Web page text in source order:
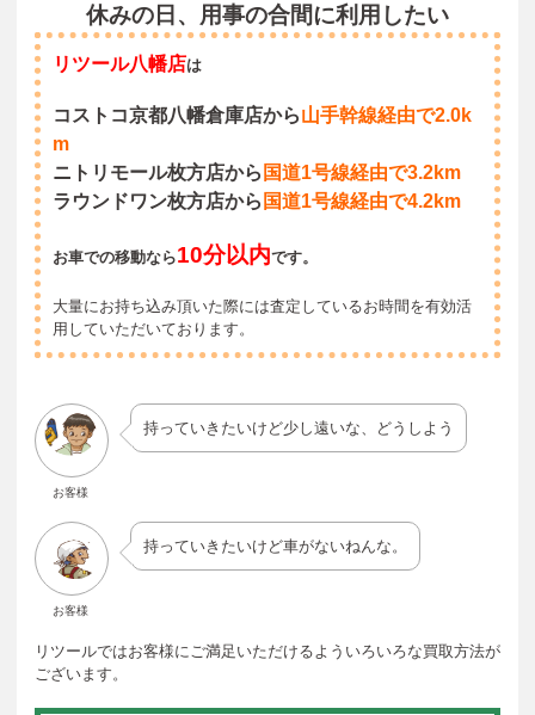
休みの日、用事の合間に利用したい
リツール八幡店は
コストコ京都八幡倉庫店から山手幹線経由で2.0k
m
ニトリモール枚方店から 国道1号線経由で3.2km
ラウンドワン枚方店から 国道1号線経由で4.2km
お車での移動なら10分以内です。
大量にお持ち込み頂いた際には査定しているお時間を有効活
用していただいております。
お客様
持っていきたいけど少し遠いな、どうしよう
お客様
持っていきたいけど車がないねんな。
リツールではお客様にご満足いただけるよういろいろな買取方法が
ございます。